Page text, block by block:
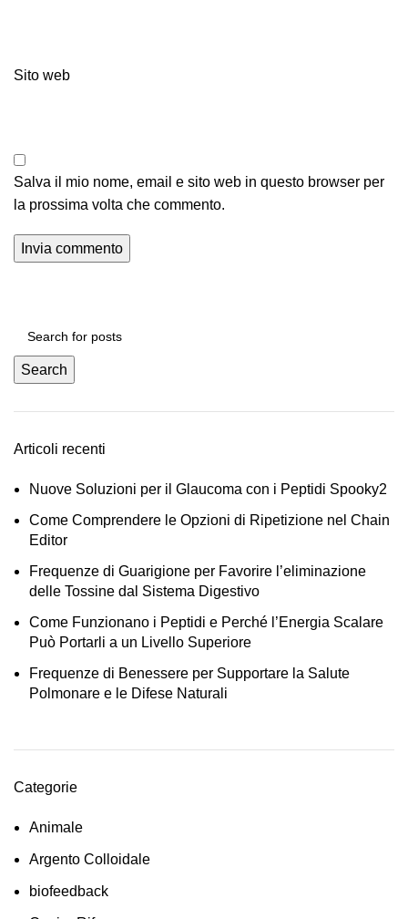
Sito web
Salva il mio nome, email e sito web in questo browser per
la prossima volta che commento.
Search
Articoli recenti
Nuove Soluzioni per il Glaucoma con i Peptidi Spooky2
Come Comprendere le Opzioni di Ripetizione nel Chain
Editor
Frequenze di Guarigione per Favorire l’eliminazione
delle Tossine dal Sistema Digestivo
Come Funzionano i Peptidi e Perché l’Energia Scalare
Può Portarli a un Livello Superiore
Frequenze di Benessere per Supportare la Salute
Polmonare e le Difese Naturali
Categorie
Animale
Argento Colloidale
biofeedback